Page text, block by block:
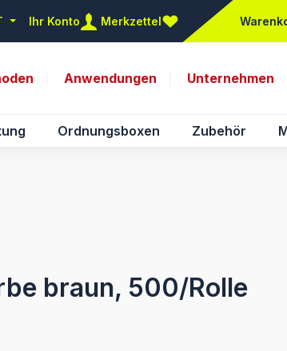
Ihr Konto Merkzettel
Du hast 0 Produkte auf
Anwendungen Unternehmen
Ordnungsboxen Zubehör
braun, 500/Rolle